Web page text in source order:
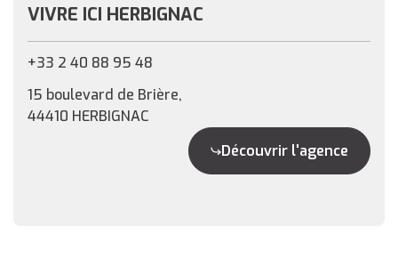
VIVRE ICI HERBIGNAC
+33 2 40 88 95 48
15 boulevard de Brière,
44410 HERBIGNAC
Découvrir l'agence